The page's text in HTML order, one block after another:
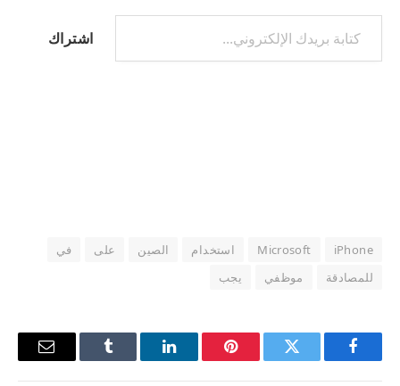
كتابة بريدك الإلكتروني...
اشتراك
iPhone
Microsoft استخدام الصين على
في
للمصادقة
موظفي يجب
فيسبوك تويتر بينتيريستلينكدإن Tumblr
البريد